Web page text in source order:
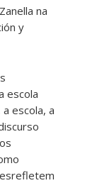
na
y
escola
escola, a